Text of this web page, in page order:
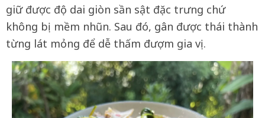
giữ được độ dai giòn sần sật đặc trưng chứ
không bị mềm nhũn. Sau đó, gân được thái thành
từng lát mỏng để dễ thấm đượm gia vị.